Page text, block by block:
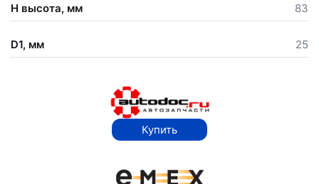
Н высота, мм 83
D1, мм 25
Купить